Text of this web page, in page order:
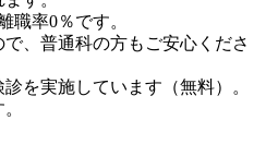
職率0％です。
、普通科の方もご安心くださ
を実施しています（無料）。